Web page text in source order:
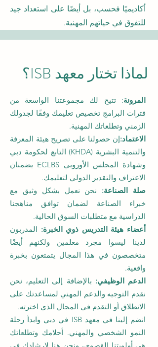
أكاديميًا فحسب، بل أيضًا على استعداد جيد
للتفوق في حياتهم المهنية.
لماذا تختار معهد ISB؟
المرونة: تتيح لك مجموعتنا الواسعة من
فترات البرامج تخصيص تعليمك وفقًا لجدولك
الزمني وتطلعاتك المهنية.
الاعتماد:إن حصولنا على تصريح هيئة المعرفة
والتنمية البشرية (KHDA) التابع لحكومة دبي
وشهادة المجلس الأوروبي ECLBS يضمنان
الاعتراف والتقدير الدولي لتعليمك.
صلة الصناعة: نحن نعمل بشكل وثيق مع
خبراء الصناعة لضمان توافق مناهجنا
الدراسية مع متطلبات السوق الحالية.
أعضاء هيئة التدريس ذوي الخبرة: المدربون
لدينا ليسوا مجرد معلمين ولكنهم أيضًا
متخصصون في هذا المجال يتمتعون بخبرة
واقعية.
الدعم الوظيفي: بالإضافة إلى التعليم، نحن
نقدم التوجيه والدعم المهني لمساعدتك على
الانطلاق أو التقدم في المجال الذي اخترته.
انضم إلينا في معهد ISB في دبي وابدأ رحلة
النمو الشخصي والمهني. أحلامك وتطلعاتك